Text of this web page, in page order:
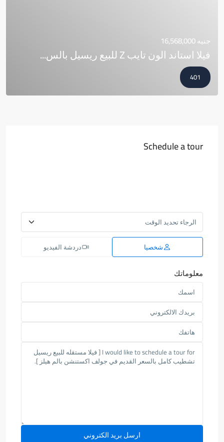
جنيه 16,568,000
فيلا استاند الون تايب Z للبيع ريسيل بالس...
401
Schedule a tour
شخصيا دردشة الفيديو
معلوماتك